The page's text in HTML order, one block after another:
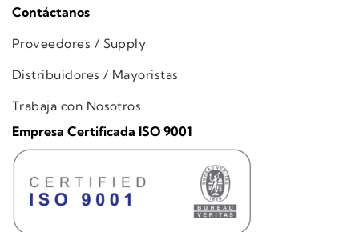
Contáctanos
Proveedores / Supply
Distribuidores / Mayoristas
Trabaja con Nosotros
Empresa Certificada ISO 9001